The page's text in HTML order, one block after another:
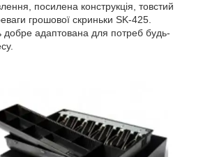
посилена конструкція, товстий
грошової скриньки SK-425.
добре адаптована для потреб будь-